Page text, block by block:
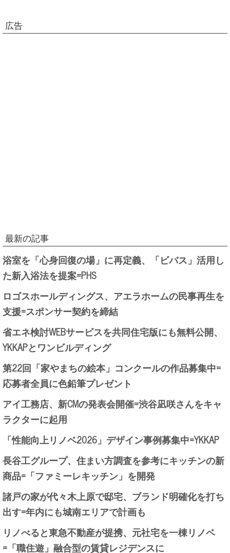
広告
最新の記事
浴室を「心身回復の場」に再定義、「ビバス」活用し
た新入浴法を提案=PHS
ロゴスホールディングス、アエラホームの民事再生を
支援=スポンサー契約を締結
省エネ検討WEBサービスを共同住宅版にも無料公開、
YKKAPとワンビルディング
第22回「家やまちの絵本」コンクールの作品募集中=
応募者全員に色鉛筆プレゼント
アイ工務店、新CMの発表会開催=渋谷凪咲さんをキャ
ラクターに起用
「性能向上リノベ2026」デザイン事例募集中=YKKAP
長谷工グループ、住まい方調査を参考にキッチンの新
商品=「ファミーレキッチン」を開発
諸戸の家が代々木上原で邸宅、ブランド明確化を打ち
出す=年内にも城南エリアで計画も
リノべると東急不動産が提携、元社宅を一棟リノベ
=「職住遊」融合型の賃貸レジデンスに